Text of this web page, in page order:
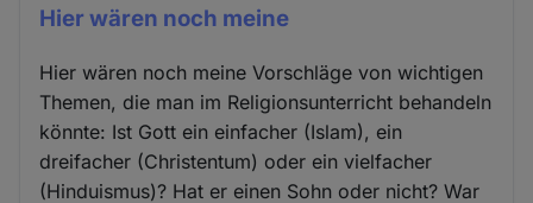
Hier wären noch meine
Hier wären noch meine Vorschläge von wichtigen
Themen, die man im Religionsunterricht behandeln
könnte: Ist Gott ein einfacher (Islam), ein
dreifacher (Christentum) oder ein vielfacher
(Hinduismus)? Hat er einen Sohn oder nicht? War